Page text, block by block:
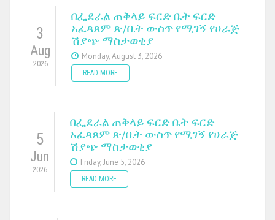
3
Aug
2026
በፌደራል ጠቅላይ ፍርድ ቤት ፍርድ
አፈጻጸም ጽ/ቤት ውስጥ የሚገኝ የሀራጅ
ሽያጭ ማስታወቂያ
Monday, August 3, 2026
READ MORE
5
Jun
2026
በፌደራል ጠቅላይ ፍርድ ቤት ፍርድ
አፈጻጸም ጽ/ቤት ውስጥ የሚገኝ የሀራጅ
ሽያጭ ማስታወቂያ
Friday, June 5, 2026
READ MORE